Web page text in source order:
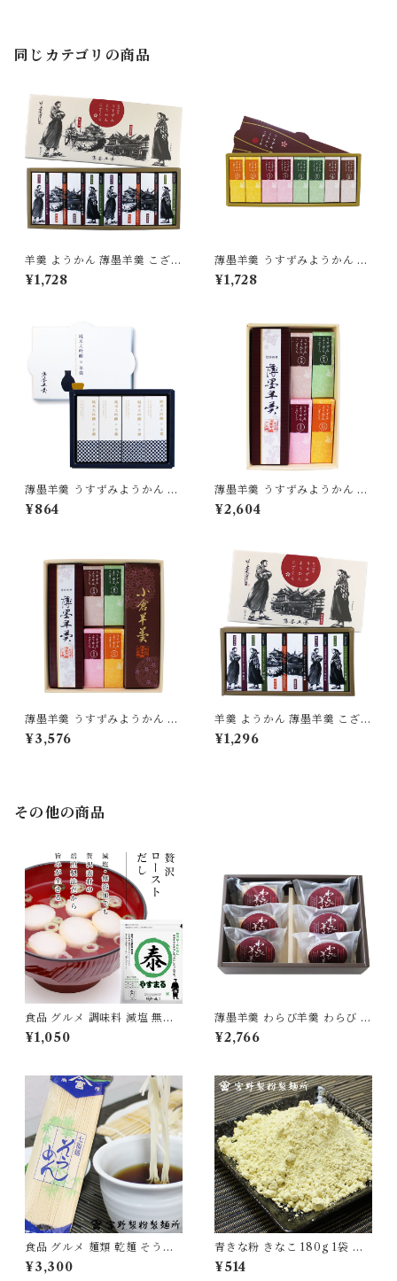
同じカテゴリの商品
羊羹 ようかん 薄墨羊羹 こざく
ら 松山道後めぐり 8個入り 茂
本ヒデキチ コラボ 限定 墨絵
¥1,728
薄墨羊羹 うすずみようかん こ
ざくら 8個入り ようかん 羊羹
詰合せ セット 無添加 贈り物
¥1,728
薄墨羊羹 うすずみようかん 純
米大吟醸 4個入り ようかん 羊
羹 日本酒 酒 獺祭 詰合せ セッ
¥864
薄墨羊羹 うすずみようかん 小
棹 一口ようかん こざくら 詰合
せ セット 【送料無料】 [yoka
¥2,604
薄墨羊羹 うすずみようかん 小
棹 一口ようかん こざくら 詰合
せ セット [yokan-kk-set02]
¥3,576
羊羹 ようかん 薄墨羊羹 こざく
ら 松山道後めぐり 6個入り 茂
本ヒデキチ コラボ 限定 墨絵
¥1,296
その他の商品
食品 グルメ 調味料 減塩 無添
加 だし 出汁 パック 20包入り
贅沢 ロースト ティーパック や
¥1,050
薄墨羊羹 わらび羊羹 わらび 6
個入り セット 羊羹 ようかん
詰合せ 和菓子 スイーツ 食品
¥2,766
食品 グルメ 麺類 乾麺 そうめ
ん 素麺 1袋250g×12袋 国産 愛
媛県産 無添加 [myn-sm-12]
¥3,300
青きな粉 きなこ 180g 1袋 国
産 無添加 大豆 自家製粉 食品
グルメ 粉物 [myn-aknk-01]
¥514